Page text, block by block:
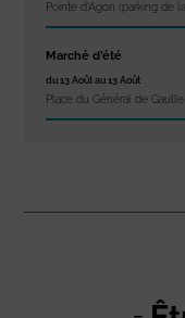
Pointe d'Agon (parking de
Marché d’été
du 13 Août au 13 Août
Place du Général de Gaulle